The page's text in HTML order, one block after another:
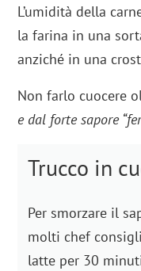
L’umidità della
la farina in una
anziché in una
Non farlo cuocere
e dal forte sapore
Trucco in
Per smorzare il
molti chef
latte per 30